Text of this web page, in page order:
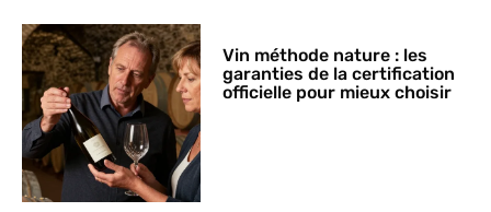
Vin méthode nature : les
garanties de la certification
officielle pour mieux choisir